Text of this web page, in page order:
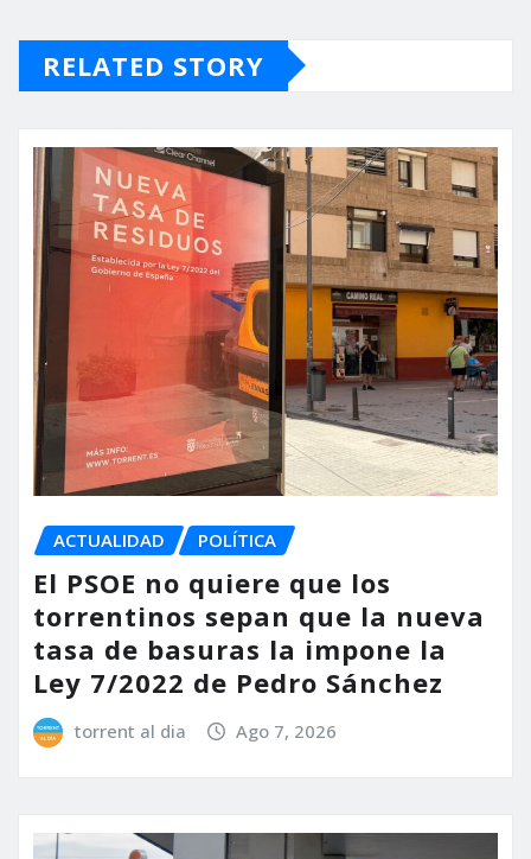
RELATED STORY
ACTUALIDAD POLÍTICA
El PSOE no quiere que los
torrentinos sepan que la nueva
tasa de basuras la impone la
Ley 7/2022 de Pedro Sánchez
torrent al dia Ago 7, 2026